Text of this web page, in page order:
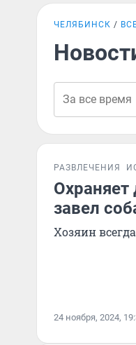
ЧЕЛЯБИНСК
РАЗВЛЕЧЕНИЯ
Охраняет
завел
Хозяин
24 ноября, 2024,